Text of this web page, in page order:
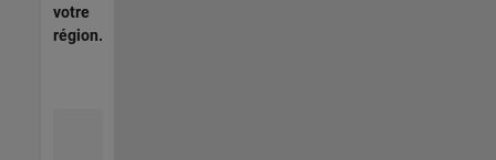
votre
région.